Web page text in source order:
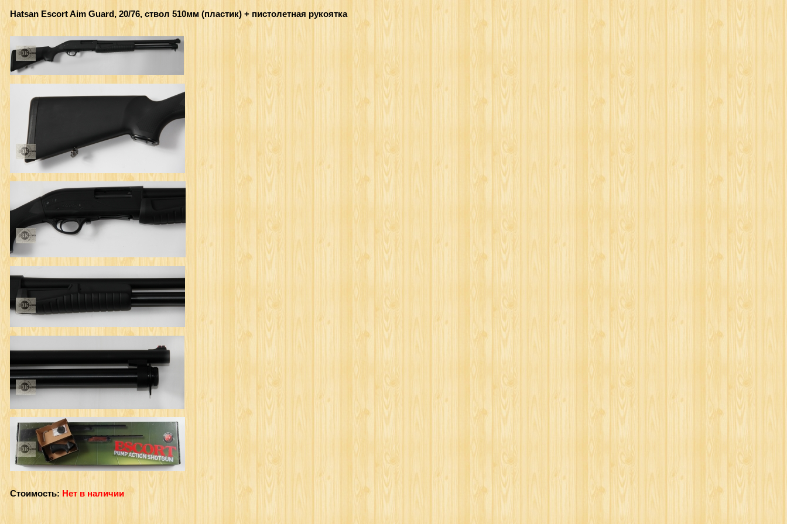
Hatsan Escort Aim Guard, 20/76, ствол 510мм (пластик) + пистолетная рукоятка
Стоимость: Нет в наличии